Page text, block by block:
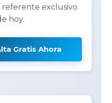
referente exclusivo
hoy.
Gratis Ahora